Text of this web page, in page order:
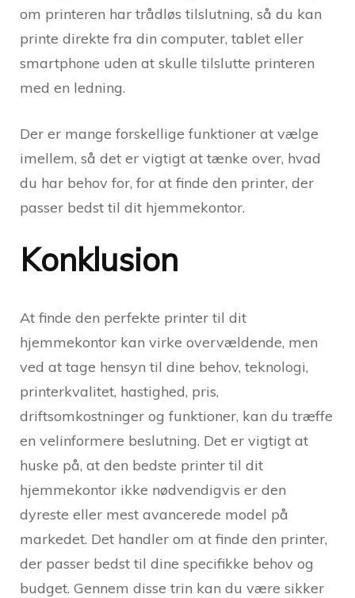
om printeren har trådløs tilslutning, så du kan
printe direkte fra din computer, tablet eller
smartphone uden at skulle tilslutte printeren
med en ledning.
Der er mange forskellige funktioner at vælge
imellem, så det er vigtigt at tænke over, hvad
du har behov for, for at finde den printer, der
passer bedst til dit hjemmekontor.
Konklusion
At finde den perfekte printer til dit
hjemmekontor kan virke overvældende, men
ved at tage hensyn til dine behov, teknologi,
printerkvalitet, hastighed, pris,
driftsomkostninger og funktioner, kan du træffe
en velinformere beslutning. Det er vigtigt at
huske på, at den bedste printer til dit
hjemmekontor ikke nødvendigvis er den
dyreste eller mest avancerede model på
markedet. Det handler om at finde den printer,
der passer bedst til dine specifikke behov og
budget. Gennem disse trin kan du være sikker